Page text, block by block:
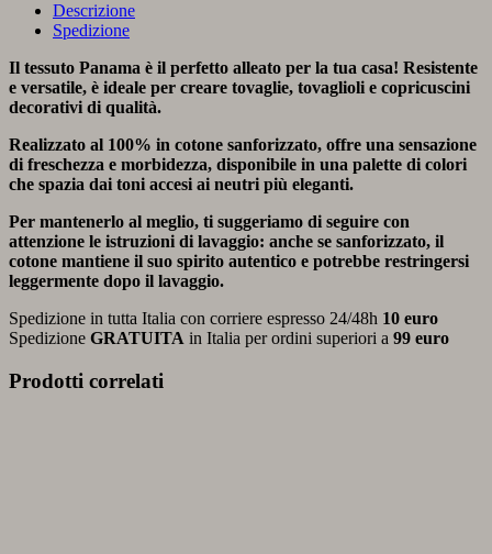
Descrizione
Spedizione
Il tessuto Panama è il perfetto alleato per la tua casa! Resistente
e versatile, è ideale per creare tovaglie, tovaglioli e copricuscini
decorativi di qualità.
Realizzato al 100% in cotone sanforizzato, offre una sensazione
di freschezza e morbidezza, disponibile in una palette di colori
che spazia dai toni accesi ai neutri più eleganti.
Per mantenerlo al meglio, ti suggeriamo di seguire con
attenzione le istruzioni di lavaggio: anche se sanforizzato, il
cotone mantiene il suo spirito autentico e potrebbe restringersi
leggermente dopo il lavaggio.
Spedizione in tutta Italia con corriere espresso 24/48h 10 euro
Spedizione GRATUITA in Italia per ordini superiori a 99 euro
Prodotti correlati